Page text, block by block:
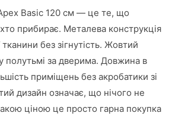
Basic 120 см — це те, що
прибирає. Металева конструкція
без зігнутість. Жовтий
полутьмі за дверима. Довжина в
приміщень без акробатики зі
дизайн означає, що нічого не
ціною це просто гарна покупка